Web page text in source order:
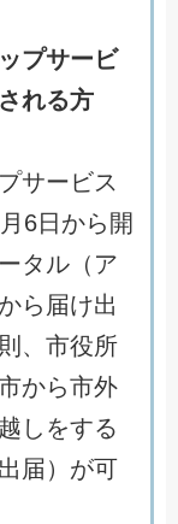
プサービ
れる方
サービス
6日から開
タル（ア
ら届け出
、市役所
から市外
しをする
届）が可